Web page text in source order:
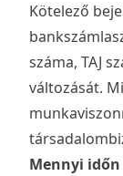
Kötelező
száma, TAJ
változását.
Mennyi